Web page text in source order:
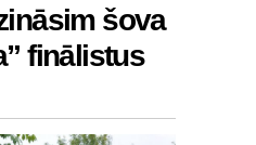
šova
finālistus